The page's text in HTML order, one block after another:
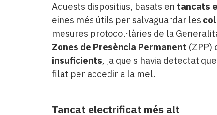
Aquests dispositius, basats en tancats
eines més útils per salvaguardar les
mesures protocol·làries de la
Zones de Presència Permanent (ZPP)
insuficients, ja que s'havia detectat
filat per accedir a la mel.
Tancat electrificat més alt